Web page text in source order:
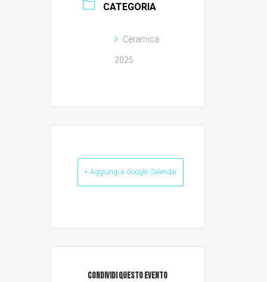
CATEGORIA
Céramica
2025
+ Aggiungi a Google Calendar
CONDIVIDI QUESTO EVENTO